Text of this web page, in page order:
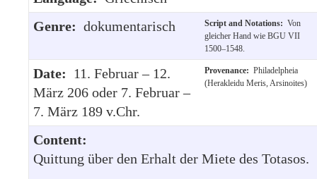
Genre: dokumentarisch Script and Notations: Von
gleicher Hand wie BGU VII
1500–1548.
Date: 11. Februar – 12.
März 206 oder 7. Februar –
7. März 189 v.Chr.
Provenance: Philadelpheia
(Herakleidu Meris, Arsinoites)
Content:
Quittung über den Erhalt der Miete des Totasos.